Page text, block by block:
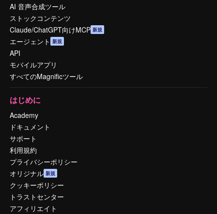
AI 音声合成ツール
ストックコンテンツ
Claude/ChatGPT向けMCP 新規
エージェント 新規
API
モバイルアプリ
すべてのMagnificツール
はじめに
Academy
ドキュメント
サポート
利用規約
プライバシーポリシー
オリジナル 新規
クッキーポリシー
トラストセンター
アフィリエイト